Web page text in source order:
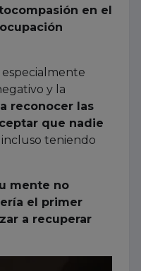
en el
y la
reconocer las
que nadie
incluso teniendo
mente no
el primer
a recuperar